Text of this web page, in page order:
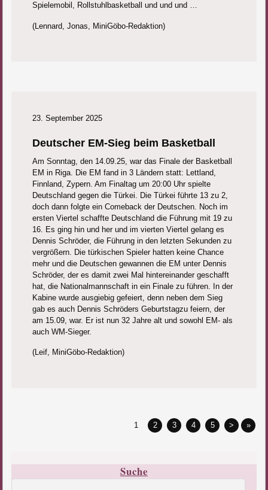
Spielemobil, Rollstuhlbasketball und und und …
(Lennard, Jonas, MiniGöbo-Redaktion)
23. September 2025
Deutscher EM-Sieg beim Basketball
Am Sonntag, den 14.09.25, war das Finale der Basketball
EM in Riga. Die EM fand in 3 Ländern statt: Lettland,
Finnland, Zypern. Am Finaltag um 20:00 Uhr spielte
Deutschland gegen die Türkei. Die Türkei führte 13 zu 2,
doch dann folgte ein Comeback der Deutschen. Noch im
ersten Viertel schaffte Deutschland die Führung mit 19 zu
16. Es ging hin und her und im vierten Viertel gelang es
Dennis Schröder, die Führung in den letzten Sekunden zu
vergrößern. Die türkischen Spieler hatten keine Chance
mehr und die Deutschen gewannen die EM unter Dennis
Schröder, der es damit zwei Mal hintereinander geschafft
hat, die Nationalmannschaft in ein Finale zu führen. In der
Kabine wurde ausgiebig gefeiert, denn neben dem Sieg
gab es auch Dennis Schröders Geburtstagzu feiern, der
am 15.09, war. Er ist nun 32 Jahre alt und sowohl EM- als
auch WM-Sieger.
(Leif, MiniGöbo-Redaktion)
1 2 3 4 5 > »
Suche